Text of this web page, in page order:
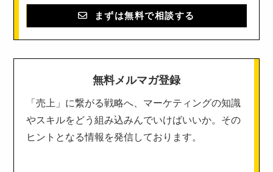
まずは無料で相談する
無料メルマガ登録
「売上」に繋がる戦略へ、マーケティングの知識
やスキルをどう組み込みんでいけばいいか。その
ヒントとなる情報を発信しております。